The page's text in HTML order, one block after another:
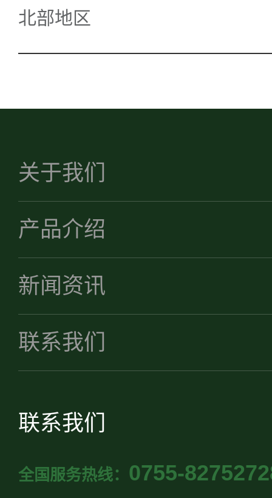
北部地区
关于我们
产品介绍
新闻资讯
联系我们
联系我们
全国服务热线： 0755-